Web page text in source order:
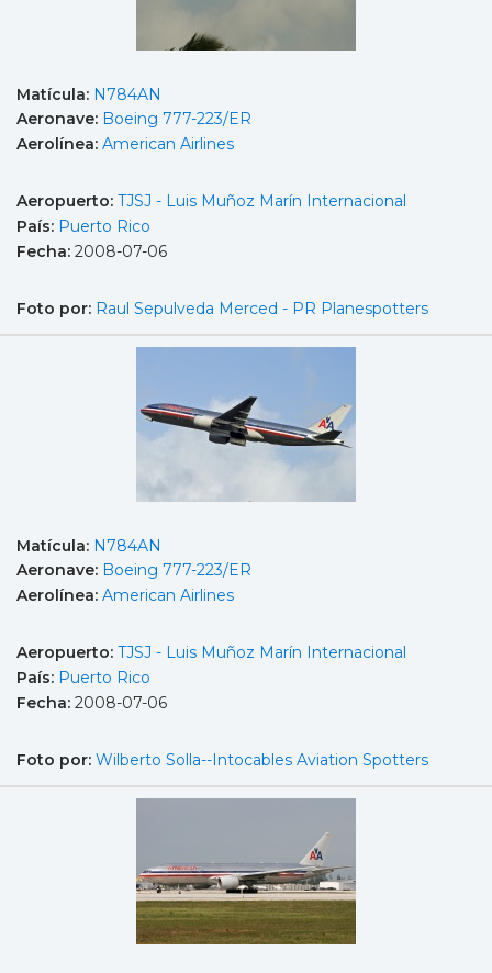
Matícula: N784AN
Aeronave: Boeing 777-223/ER
Aerolínea: American Airlines
Aeropuerto: TJSJ - Luis Muñoz Marín Internacional
País: Puerto Rico
Fecha: 2008-07-06
Foto por: Raul Sepulveda Merced - PR Planespotters
Matícula: N784AN
Aeronave: Boeing 777-223/ER
Aerolínea: American Airlines
Aeropuerto: TJSJ - Luis Muñoz Marín Internacional
País: Puerto Rico
Fecha: 2008-07-06
Foto por: Wilberto Solla--Intocables Aviation Spotters